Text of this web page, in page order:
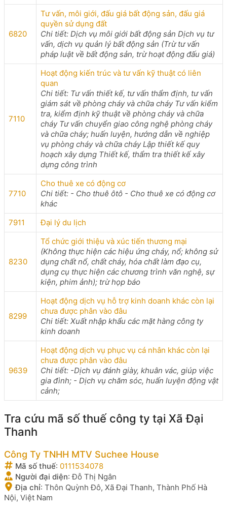
6820
Tư vấn, môi giới, đấu giá bất động sản, đấu giá
quyền sử dụng đất
Chi tiết: Dịch vụ môi giới bất động sản Dịch vụ tư
vấn, dịch vụ quản lý bất động sản (Trừ tư vấn
pháp luật về bất động sản, trừ hoạt động đấu giá)
7110
Hoạt động kiến trúc và tư vấn kỹ thuật có liên
quan
Chi tiết: Tư vấn thiết kế, tư vấn thẩm định, tư vấn
giám sát về phòng cháy và chữa cháy Tư vấn kiểm
tra, kiểm định kỹ thuật về phòng cháy và chữa
cháy Tư vấn chuyển giao công nghệ phòng cháy
và chữa cháy; huấn luyện, hướng dẫn về nghiệp
vụ phòng cháy và chữa cháy Lập thiết kế quy
hoạch xây dựng Thiết kế, thẩm tra thiết kế xây
dựng công trình
7710
Cho thuê xe có động cơ
Chi tiết: - Cho thuê ôtô - Cho thuê xe có động cơ
khác
7911
Đại lý du lịch
8230
Tổ chức giới thiệu và xúc tiến thương mại
(Không thực hiện các hiệu ứng cháy, nổ; không sử
dụng chất nổ, chất cháy, hóa chất làm đạo cụ,
dụng cụ thực hiện các chương trình văn nghệ, sự
kiện, phim ảnh); trừ họp báo
8299
Hoạt động dịch vụ hỗ trợ kinh doanh khác còn lại
chưa được phân vào đâu
Chi tiết: Xuất nhập khẩu các mặt hàng công ty
kinh doanh
9639
Hoạt động dịch vụ phục vụ cá nhân khác còn lại
chưa được phân vào đâu
Chi tiết: -Dịch vụ đánh giày, khuân vác, giúp việc
gia đình; - Dịch vụ chăm sóc, huấn luyện động vật
cảnh;
Tra cứu mã số thuế công ty tại Xã Đại
Thanh
Công Ty TNHH MTV Suchee House
Mã số thuế: 0111534078
Người đại diện:Đỗ Thị Ngân
Địa chỉ: Thôn Quỳnh Đô, Xã Đại Thanh, Thành Phố Hà
Nội, Việt Nam